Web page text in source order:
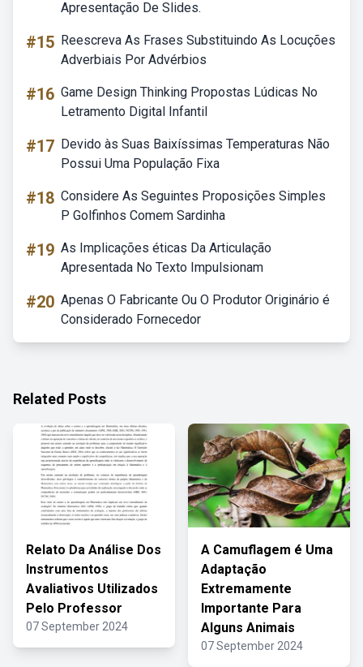
Apresentação De Slides.
#15 Reescreva As Frases Substituindo As Locuções
Adverbiais Por Advérbios
#16 Game Design Thinking Propostas Lúdicas No
Letramento Digital Infantil
#17 Devido às Suas Baixíssimas Temperaturas Não
Possui Uma População Fixa
#18 Considere As Seguintes Proposições Simples
P Golfinhos Comem Sardinha
#19 As Implicações éticas Da Articulação
Apresentada No Texto Impulsionam
#20 Apenas O Fabricante Ou O Produtor Originário é
Considerado Fornecedor
Related Posts
Relato Da Análise Dos
Instrumentos
Avaliativos Utilizados
Pelo Professor
07 September 2024
A Camuflagem é Uma
Adaptação
Extremamente
Importante Para
Alguns Animais
07 September 2024